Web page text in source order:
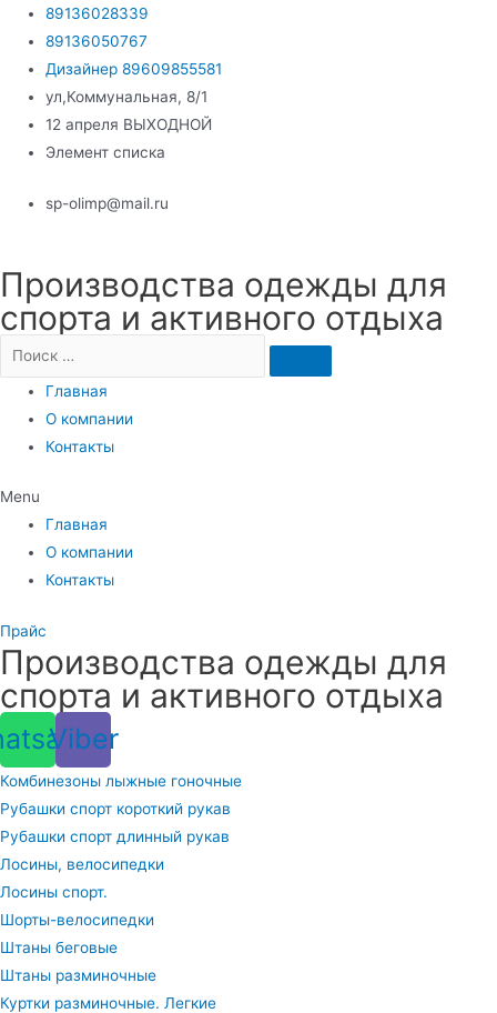
Перейти
содержимому
89136028339
89136050767
Дизайнер 89609855581
ул,Коммунальная, 8/1
12 апреля ВЫХОДНОЙ
Элемент списка
sp-olimp@mail.ru
Производства одежды для
спорта и активного отдыха
Главная
О компании
Контакты
Menu
Главная
О компании
Контакты
Прайс
Производства одежды для
спорта и активного отдыха
Viber
Комбинезоны лыжные гоночные
Рубашки спорт короткий рукав
Рубашки спорт длинный рукав
Лосины, велосипедки
Лосины спорт.
Шорты-велосипедки
Штаны беговые
Штаны разминочные
Куртки разминочные. Легкие